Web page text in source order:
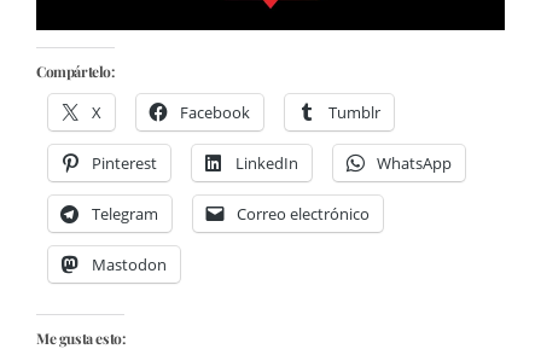
Compártelo:
X Facebook Tumblr
Pinterest LinkedIn WhatsApp
Telegram Correo electrónico
Mastodon
Me gusta esto: